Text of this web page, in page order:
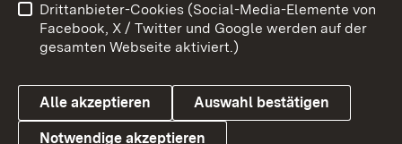
Barrierefreiheit
Datenschutz
Cookies
Drittanbieter-Cookies (Social-Media-Elemente von
Facebook, X / Twitter und Google werden auf der
gesamten Webseite aktiviert.)
Alle akzeptieren Auswahl bestätigen
Notwendige akzeptieren